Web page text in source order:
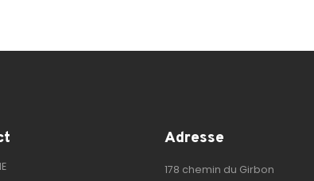
Adresse
178 chemin du Girbon